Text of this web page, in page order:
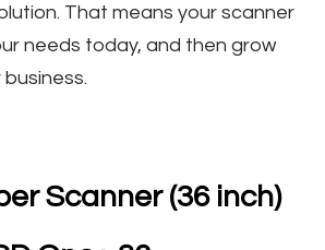
That means your scanner
needs today, and then grow
Scanner (36 inch)​